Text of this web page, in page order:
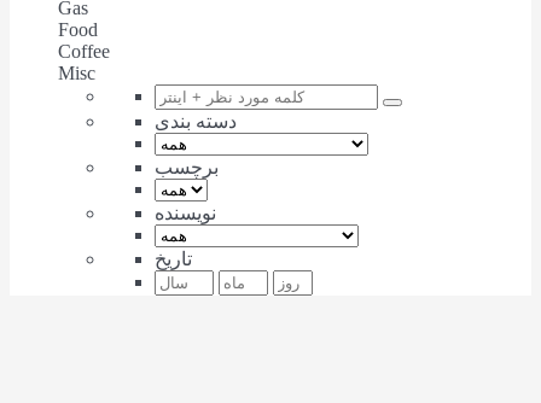
Gas
Food
Coffee
Misc
دسته بندی
برچسب
نویسنده
تاریخ